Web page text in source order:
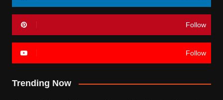
Follow
Follow
Trending Now